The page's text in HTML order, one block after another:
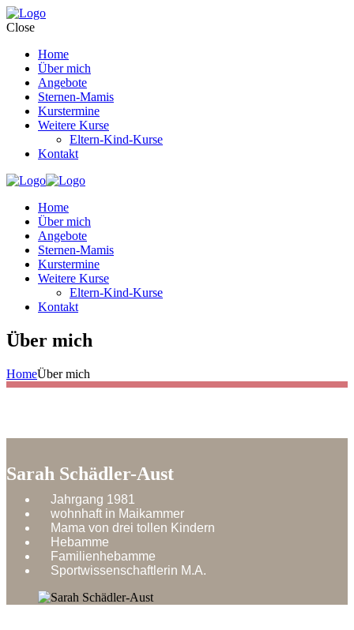
Close
Home
Über mich
Angebote
Sternen-Mamis
Kurstermine
Weitere Kurse
Eltern-Kind-Kurse
Kontakt
Home
Über mich
Angebote
Sternen-Mamis
Kurstermine
Weitere Kurse
Eltern-Kind-Kurse
Kontakt
Über mich
HomeÜber mich
Sarah Schädler-Aust
Jahrgang 1981
wohnhaft in Maikammer
Mama von drei tollen Kindern
Hebamme
Familienhebamme
Sportwissenschaftlerin M.A.